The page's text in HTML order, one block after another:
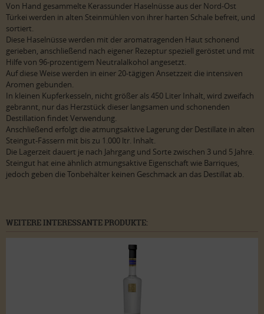
Von Hand gesammelte Kerassunder Haselnüsse aus der Nord-Ost
Türkei werden in alten Steinmühlen von ihrer harten Schale befreit, und
sortiert.
Diese Haselnüsse werden mit der aromatragenden Haut schonend
gerieben, anschließend nach eigener Rezeptur speziell geröstet und mit
Hilfe von 96-prozentigem Neutralalkohol angesetzt.
Auf diese Weise werden in einer 20-tägigen Ansetzzeit die intensiven
Aromen gebunden.
In kleinen Kupferkesseln, nicht größer als 450 Liter Inhalt, wird zweifach
gebrannt, nur das Herzstück dieser langsamen und schonenden
Destillation findet Verwendung.
Anschließend erfolgt die atmungsaktive Lagerung der Destillate in alten
Steingut-Fässern mit bis zu 1.000 ltr. Inhalt.
Die Lagerzeit dauert je nach Jahrgang und Sorte zwischen 3 und 5 Jahre.
Steingut hat eine ähnlich atmungsaktive Eigenschaft wie Barriques,
jedoch geben die Tonbehälter keinen Geschmack an das Destillat ab.
WEITERE INTERESSANTE PRODUKTE: